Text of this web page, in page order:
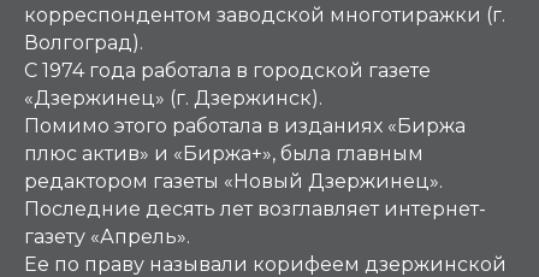
корреспондентом заводской многотиражки (г.
Волгоград).
С 1974 года работала в городской газете
«Дзержинец» (г. Дзержинск).
Помимо этого работала в изданиях «Биржа
плюс актив» и «Биржа+», была главным
редактором газеты «Новый Дзержинец».
Последние десять лет возглавляет интернет-
газету «Апрель».
Ее по праву называли корифеем дзержинской